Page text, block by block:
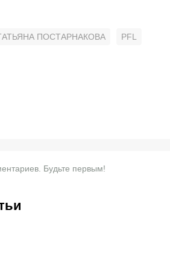
ПОСТАРНАКОВА PFL
Будьте первым!